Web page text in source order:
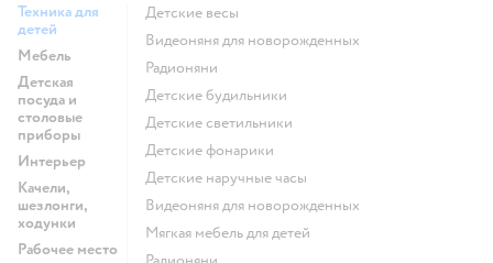
Техника для
детей
Мебель
Детская
посуда и
столовые
приборы
Интерьер
Качели,
шезлонги,
ходунки
Рабочее место
Детские весы
Видеоняня для новорожденных
Радионяни
Детские будильники
Детские светильники
Детские фонарики
Детские наручные часы
Видеоняня для новорожденных
Мягкая мебель для детей